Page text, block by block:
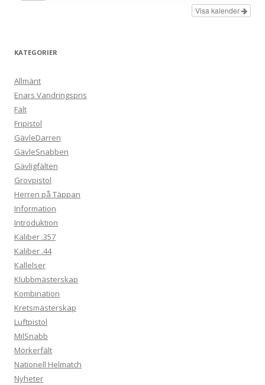
Visa kalender
KATEGORIER
Allmänt
Enars Vandringspris
Fält
Fripistol
GävleDarren
GävleSnabben
Gävligfälten
Grovpistol
Herren på Täppan
Information
Introduktion
Kaliber .357
Kaliber .44
Kallelser
Klubbmästerskap
Kombination
Kretsmästerskap
Luftpistol
MilSnabb
Mörkerfält
Nationell Helmatch
Nyheter